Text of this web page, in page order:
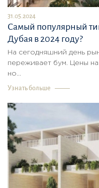
31.05.2024
Самый популярный
Дубая в 2024 году?
На сегодняшний день
переживает бум. Цены
но...
Узнать больше